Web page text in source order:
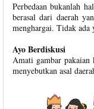
Perbedaan bukanlah
berasal dari daerah
menghargai. Tidak ada
Ayo Berdiskusi
Amati gambar pakaian
menyebutkan asal